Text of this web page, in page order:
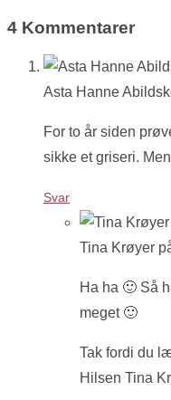
4 Kommentarer
Asta Hanne
For to år siden
sikke et griseri.
Svar
Tina Krøyer
Ha ha 🙂 Så
meget 🙂
Tak fordi du
Hilsen Tina